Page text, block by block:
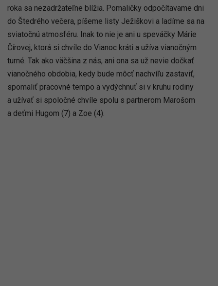
roka sa nezadržateľne blížia. Pomaličky odpočítavame dni
do Štedrého večera, píšeme listy Ježiškovi a ladíme sa na
sviatočnú atmosféru. Inak to nie je ani u speváčky Márie
Čírovej, ktorá si chvíle do Vianoc kráti a užíva vianočným
turné. Tak ako väčšina z nás, ani ona sa už nevie dočkať
vianočného obdobia, kedy bude môcť nachvíľu zastaviť,
spomaliť pracovné tempo a vydýchnuť si v kruhu rodiny
a užívať si spoločné chvíle spolu s partnerom Marošom
a deťmi Hugom (7) a Zoe (4).